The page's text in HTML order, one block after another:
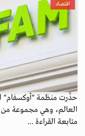
اقتصاد
حذّرت منظمة "أوكسفام"
العالم، وهي مجموعة من
متابعة القراءة ...